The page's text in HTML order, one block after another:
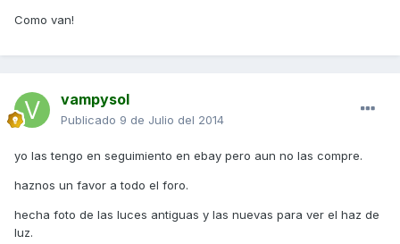
Como van!
vampysol
Publicado 9 de Julio del 2014
yo las tengo en seguimiento en ebay pero aun no las compre.
haznos un favor a todo el foro.
hecha foto de las luces antiguas y las nuevas para ver el haz de
luz.